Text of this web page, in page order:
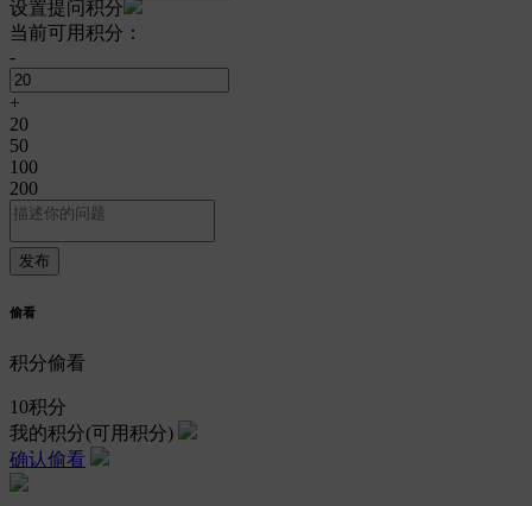
设置提问积分
当前可用积分：
-
+
20
50
100
200
偷看
积分偷看
10积分
我的积分(可用积分)
确认偷看